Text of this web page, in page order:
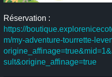
Réservation :
https://
m/my-adventure-tourrette-
sult&origine_affinage=true